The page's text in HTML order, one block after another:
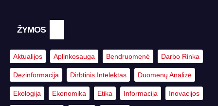
ŽYMOS
Aktualijos Aplinkosauga Bendruomenė Darbo Rinka
Dezinformacija Dirbtinis Intelektas Duomenų Analizė
Ekologija Ekonomika Etika Informacija Inovacijos